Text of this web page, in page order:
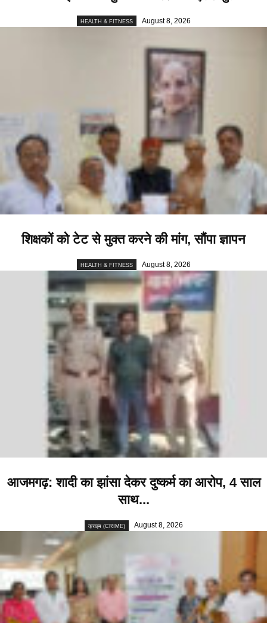
HEALTH & FITNESS August 8, 2026
शिक्षकों को टेट से मुक्त करने की मांग, सौंपा ज्ञापन
HEALTH & FITNESS August 8, 2026
आजमगढ़: शादी का झांसा देकर दुष्कर्म का आरोप, 4 साल
साथ...
क्राइम (CRIME) August 8, 2026